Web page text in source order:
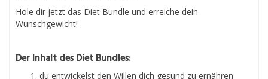
Hole dir jetzt das Diet Bundle und erreiche dein
Wunschgewicht!
Der Inhalt des Diet Bundles:
du entwickelst den Willen dich gesund zu ernähren